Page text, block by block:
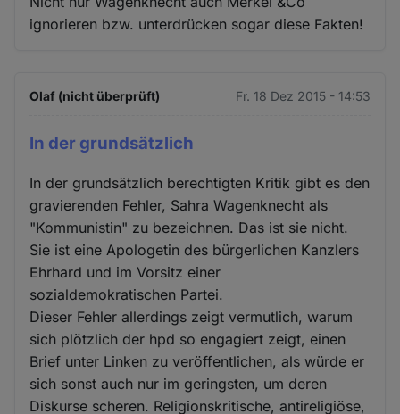
ignorieren bzw. unterdrücken sogar diese Fakten!
Olaf (nicht überprüft) Fr. 18 Dez 2015 - 14:53
In der grundsätzlich
In der grundsätzlich berechtigten Kritik gibt es den
gravierenden Fehler, Sahra Wagenknecht als
"Kommunistin" zu bezeichnen. Das ist sie nicht.
Sie ist eine Apologetin des bürgerlichen Kanzlers
Ehrhard und im Vorsitz einer
sozialdemokratischen Partei.
Dieser Fehler allerdings zeigt vermutlich, warum
sich plötzlich der hpd so engagiert zeigt, einen
Brief unter Linken zu veröffentlichen, als würde er
sich sonst auch nur im geringsten, um deren
Diskurse scheren. Religionskritische, antireligiöse,